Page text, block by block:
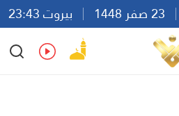
بيروت 23:43
Ar
En Fr Es